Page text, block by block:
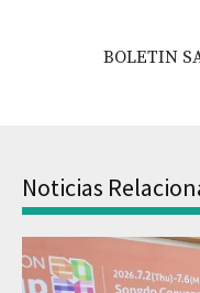
BOLETIN
Noticias